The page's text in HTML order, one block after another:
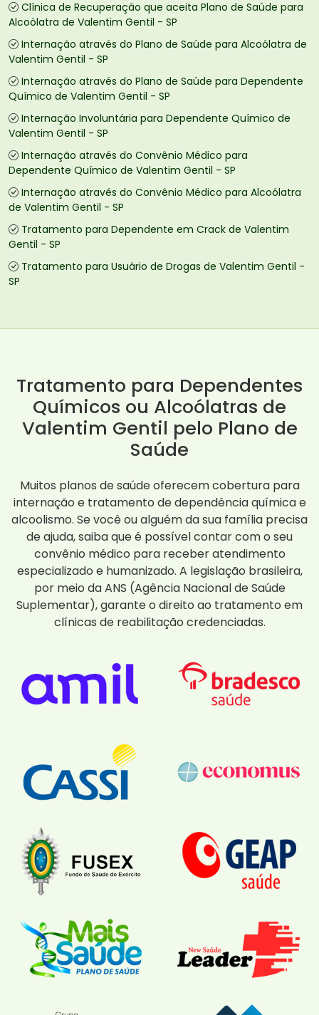
Clínica de Recuperação que aceita Plano de Saúde para
Alcoólatra de Valentim Gentil - SP
Internação através do Plano de Saúde para Alcoólatra de
Valentim Gentil - SP
Internação através do Plano de Saúde para Dependente
Químico de Valentim Gentil - SP
Internação Involuntária para Dependente Químico de
Valentim Gentil - SP
Internação através do Convênio Médico para
Dependente Químico de Valentim Gentil - SP
Internação através do Convênio Médico para Alcoólatra
de Valentim Gentil - SP
Tratamento para Dependente em Crack de Valentim
Gentil - SP
Tratamento para Usuário de Drogas de Valentim Gentil -
SP
Tratamento para Dependentes
Químicos ou Alcoólatras de
Valentim Gentil pelo Plano de
Saúde
Muitos planos de saúde oferecem cobertura para
internação e tratamento de dependência química e
alcoolismo. Se você ou alguém da sua família precisa
de ajuda, saiba que é possível contar com o seu
convênio médico para receber atendimento
especializado e humanizado. A legislação brasileira,
por meio da ANS (Agência Nacional de Saúde
Suplementar), garante o direito ao tratamento em
clínicas de reabilitação credenciadas.